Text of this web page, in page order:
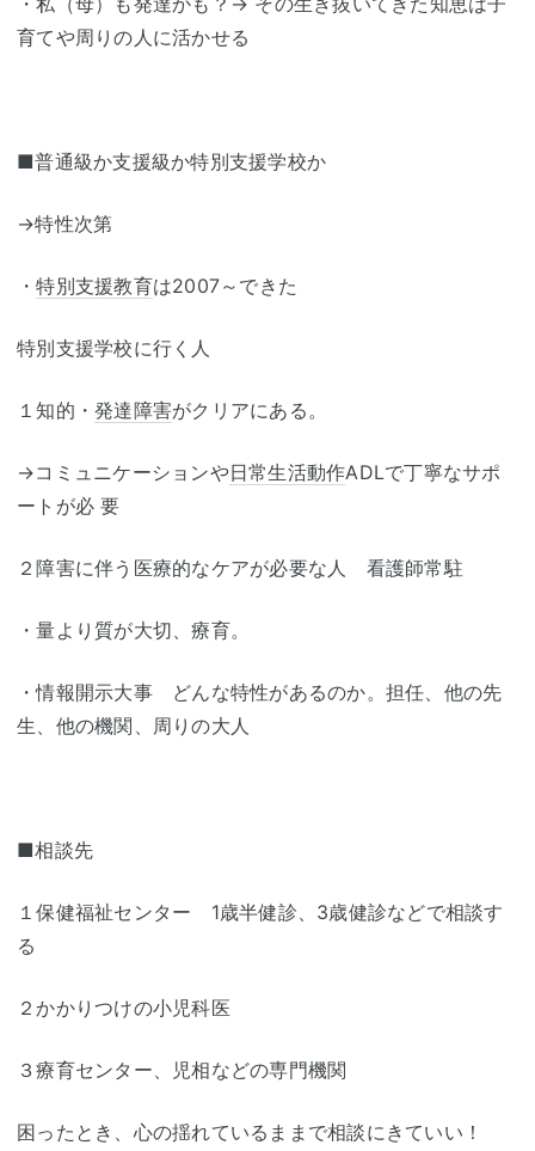
育てや周りの人に活かせる
■普通級か支援級か特別支援学校か
→特性次第
・特別支援教育は2007～できた
特別支援学校に行く人
１知的・ 発達障害がクリアにある。
→コミュニケーションや日常生活動作ADLで丁寧なサポ
ートが必 要
２障害に伴う医療的なケアが必要な人 看護師常駐
・量より質が大切、療育。
・情報開示大事 どんな特性があるのか。担任、他の先
生、他の機関、周りの大人
■相談先
１保健福祉センター 1歳半健診、3歳健診などで相談す
る
２かかりつけの小児科医
３療育センター、児相などの専門機関
困ったとき、心の揺れているままで相談にきていい！